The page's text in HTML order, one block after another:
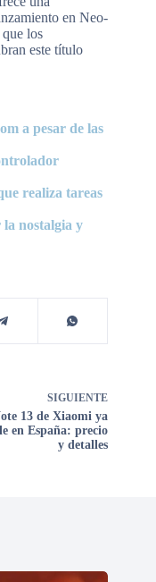
en Neo-
los
este título
a pesar de las
realiza tareas
nostalgia y
SIGUIENTE
13 de Xiaomi ya
en España: precio
y detalles